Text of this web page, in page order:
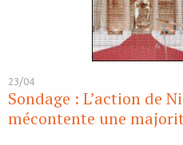
23/04
Sondage : L’action de
mécontente une